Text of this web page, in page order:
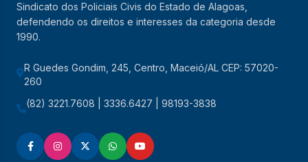
Sindicato dos Policiais Civis do Estado de Alagoas,
defendendo os direitos e interesses da categoria desde
1990.
R Guedes Gondim, 245, Centro, Maceió/AL CEP: 57020-
260
(82) 3221.7608 | 3336.6427 | 98193-3838